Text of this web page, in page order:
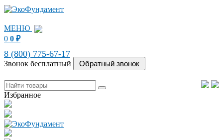
МЕНЮ
0 0 ₽
8 (800) 775-67-17
Звонок бесплатный
Избранное